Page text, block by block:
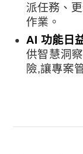
派任務、
作業。
AI 功能日
供智慧洞
險,讓專案